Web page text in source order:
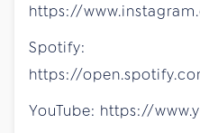
https://
Spotify:
https://
YouTube: https://